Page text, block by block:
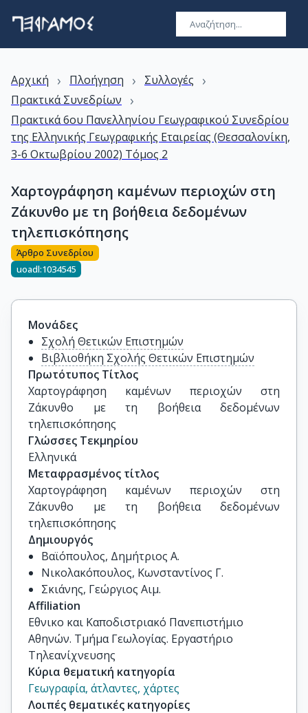
Αρχική › Πλοήγηση › Συλλογές ›
Πρακτικά Συνεδρίων ›
Πρακτικά 6ου Πανελληνίου Γεωγραφικού Συνεδρίου
της Ελληνικής Γεωγραφικής Εταιρείας (Θεσσαλονίκη,
3-6 Οκτωβρίου 2002) Τόμος 2
Χαρτογράφηση καμένων περιοχών στη
Ζάκυνθο με τη βοήθεια δεδομένων
τηλεπισκόπησης
Άρθρο Συνεδρίου
uoadl:1034545
Μονάδες
Σχολή Θετικών Επιστημών
Βιβλιοθήκη Σχολής Θετικών Επιστημών
Πρωτότυπος Τίτλος
Χαρτογράφηση καμένων περιοχών στη
Ζάκυνθο με τη βοήθεια δεδομένων
τηλεπισκόπησης
Γλώσσες Τεκμηρίου
Ελληνικά
Μεταφρασμένος τίτλος
Χαρτογράφηση καμένων περιοχών στη
Ζάκυνθο με τη βοήθεια δεδομένων
τηλεπισκόπησης
Δημιουργός
Βαϊόπουλος, Δημήτριος Α.
Νικολακόπουλος, Κωνσταντίνος Γ.
Σκιάνης, Γεώργιος Αιμ.
Affiliation
Εθνικο και Καποδιστριακό Πανεπιστήμιο
Αθηνών. Τμήμα Γεωλογίας. Εργαστήριο
Τηλεανίχνευσης
Κύρια θεματική κατηγορία
Γεωγραφία, άτλαντες, χάρτες
Λοιπές θεματικές κατηγορίες